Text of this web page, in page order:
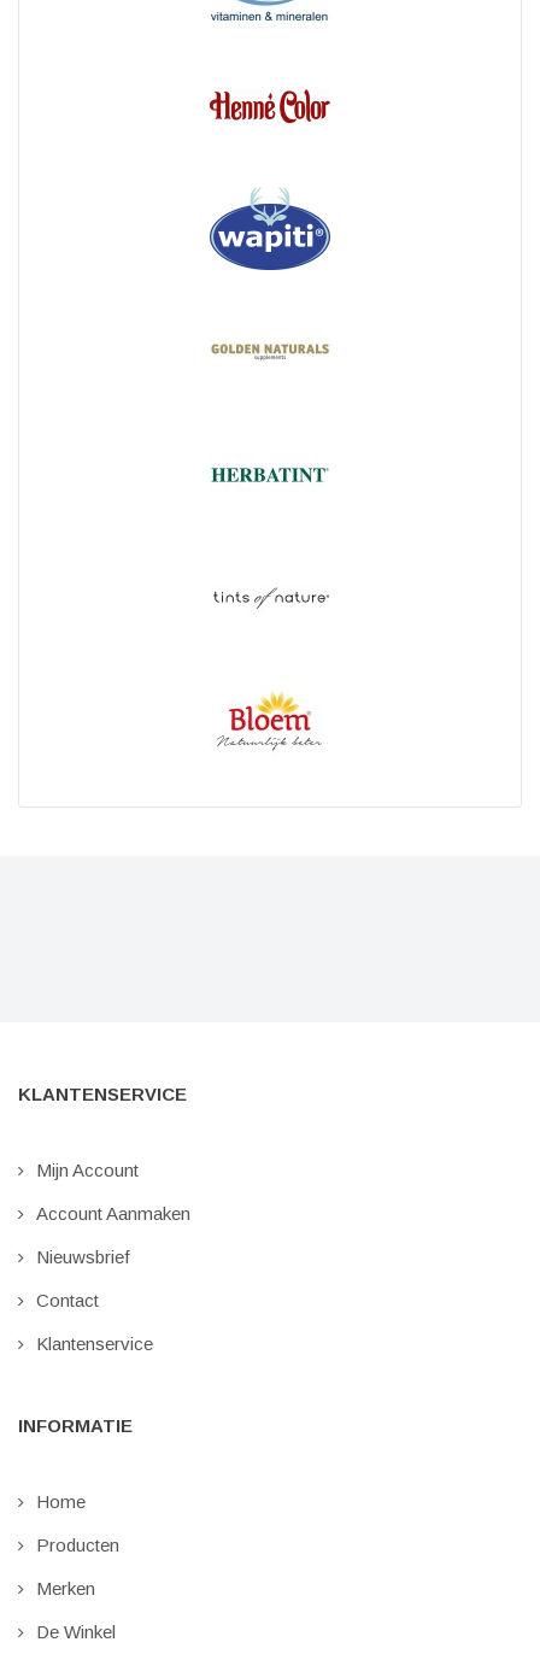
KLANTENSERVICE
Mijn Account
Account Aanmaken
Nieuwsbrief
Contact
Klantenservice
INFORMATIE
Home
Producten
Merken
De Winkel